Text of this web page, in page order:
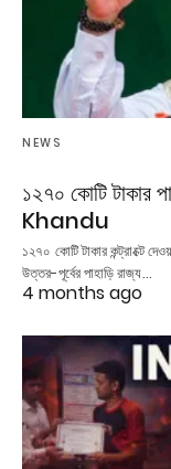
NEWS
১২৭০ কোটি টাকার
Khandu
১২৭০ কোটি টাকার
উত্তর-পূর্বের পাহাড়ি রাজ্য…
4 months ago